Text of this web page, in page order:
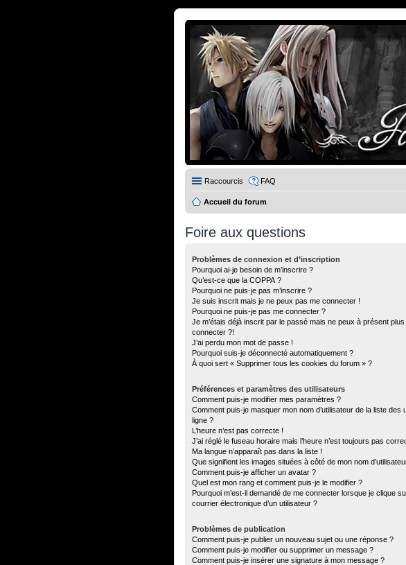
Raccourcis FAQ
Accueil du forum
Foire aux questions
Problèmes de connexion et d’inscription
Pourquoi ai-je besoin de m’inscrire ?
Qu’est-ce que la COPPA ?
Pourquoi ne puis-je pas m’inscrire ?
Je suis inscrit mais je ne peux pas me connecter !
Pourquoi ne puis-je pas me connecter ?
Je m’étais déjà inscrit par le passé mais ne peux à présent plus
connecter ?!
J’ai perdu mon mot de passe !
Pourquoi suis-je déconnecté automatiquement ?
À quoi sert « Supprimer tous les cookies du forum » ?
Préférences et paramètres des utilisateurs
Comment puis-je modifier mes paramètres ?
Comment puis-je masquer mon nom d’utilisateur de la liste des
ligne ?
L’heure n’est pas correcte !
J’ai réglé le fuseau horaire mais l’heure n’est toujours pas
Ma langue n’apparaît pas dans la liste !
Que signifient les images situées à côté de mon nom
Comment puis-je afficher un avatar ?
Quel est mon rang et comment puis-je le modifier ?
Pourquoi m’est-il demandé de me connecter lorsque je clique
courrier électronique d’un utilisateur ?
Problèmes de publication
Comment puis-je publier un nouveau sujet ou une réponse ?
Comment puis-je modifier ou supprimer un message ?
Comment puis-je insérer une signature à mon message ?